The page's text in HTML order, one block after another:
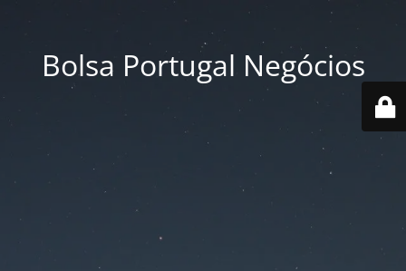
Bolsa Portugal Negócios